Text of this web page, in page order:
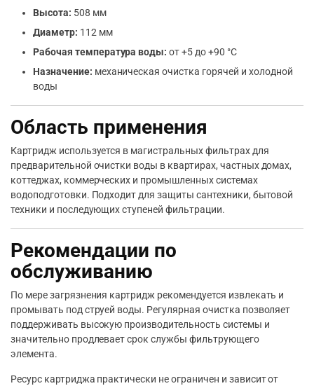
Высота: 508 мм
Диаметр: 112 мм
Рабочая температура воды: от +5 до +90 °С
Назначение: механическая очистка горячей и холодной
воды
Область применения
Картридж используется в магистральных фильтрах для
предварительной очистки воды в квартирах, частных домах,
коттеджах, коммерческих и промышленных системах
водоподготовки. Подходит для защиты сантехники, бытовой
техники и последующих ступеней фильтрации.
Рекомендации по
обслуживанию
По мере загрязнения картридж рекомендуется извлекать и
промывать под струей воды. Регулярная очистка позволяет
поддерживать высокую производительность системы и
значительно продлевает срок службы фильтрующего
элемента.
Ресурс картриджа практически не ограничен и зависит от